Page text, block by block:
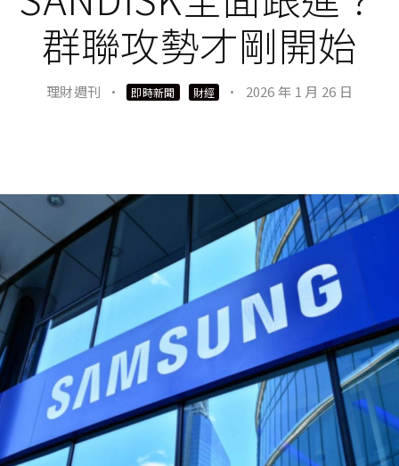
群聯攻勢才剛開始
理財週刊 · 即時新聞 財經 · 2026 年 1 月 26 日